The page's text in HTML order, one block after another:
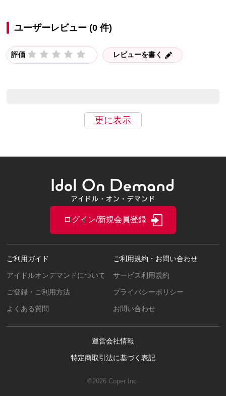
ユーザーレビュー (0 件)
評価 レビューを書く
更に表示
ご利用ガイド
アイドルオンデマンドについて
ご登録・ご利用方法
よくある質問
ご利用規約・お問い合わせ
サービス利用規約
プライバシーポリシー
お問い合わせ
運営会社情報
特定商取引法に基づく表記
ログイン/新規会員登録
©2026 Coper Inc.